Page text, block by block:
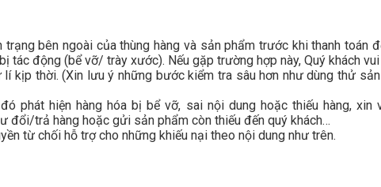
trạng bên ngoài của thùng hàng và sản phẩm trước khi thanh
động (bể vỡ/ trày xước). Nếu gặp trường hợp này, Quý khách
kịp thời. (Xin lưu ý những bước kiểm tra sâu hơn như dùng thử
phát hiện hàng hóa bị bể vỡ, sai nội dung hoặc thiếu hàng,
đổi/trả hàng hoặc gửi sản phẩm còn thiếu đến quý khách…
từ chối hỗ trợ cho những khiếu nại theo nội dung như trên.